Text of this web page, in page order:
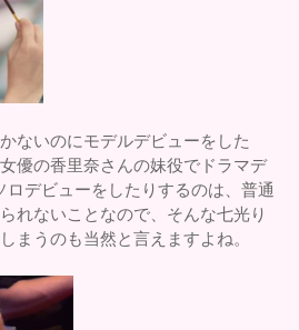
ないのにモデルデビューをした
優の香里奈さんの妹役でドラマデ
ロデビューをしたりするのは、普通
れないことなので、そんな七光り
まうのも当然と言えますよね。